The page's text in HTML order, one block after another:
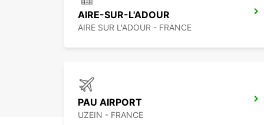
AIRE-SUR-L'ADOUR
AIRE SUR L'ADOUR - FRANCE
PAU AIRPORT
UZEIN - FRANCE